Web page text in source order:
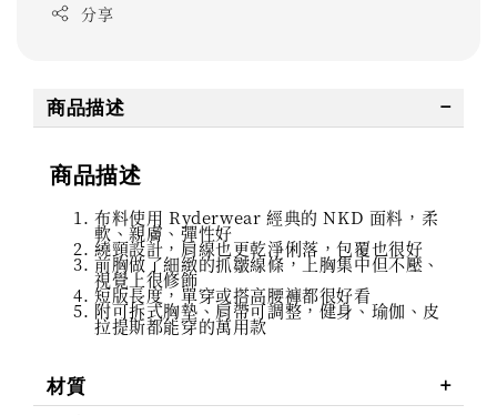
分享
商品描述
商品描述
布料使用 Ryderwear 經典的 NKD 面料，柔
軟、親膚、彈性好
繞頸設計，肩線也更乾淨俐落，包覆也很好
前胸做了細緻的抓皺線條，上胸集中但不壓、
視覺上很修飾
短版長度，單穿或搭高腰褲都很好看
附可拆式胸墊、肩帶可調整，健身、瑜伽、皮
拉提斯都能穿的萬用款
材質